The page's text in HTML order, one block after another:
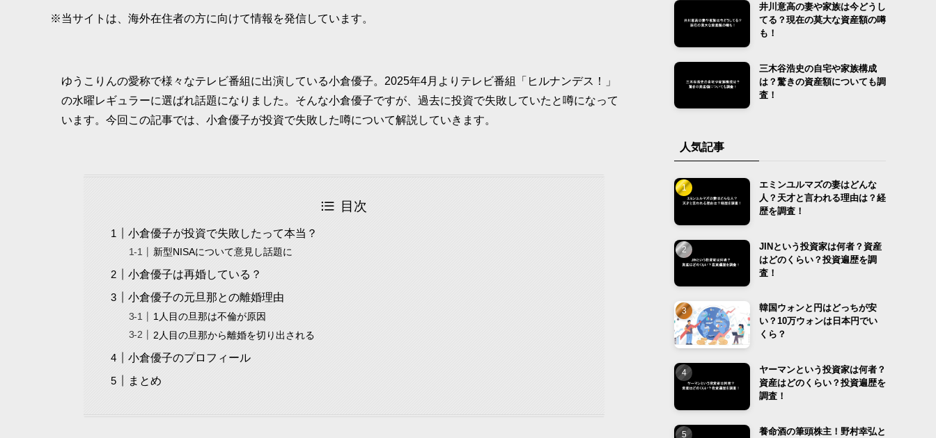
※当サイトは、海外在住者の方に向けて情報を発信しています。
ゆうこりんの愛称で様々なテレビ番組に出演している小倉優子。2025年4月よりテレビ番組「ヒルナンデス！」
の水曜レギュラーに選ばれ話題になりました。そんな小倉優子ですが、過去に投資で失敗していたと噂になって
います。今回この記事では、小倉優子が投資で失敗した噂について解説していきます。
目次
小倉優子が投資で失敗したって本当？
新型NISAについて意見し話題に
小倉優子は再婚している？
小倉優子の元旦那との離婚理由
1人目の旦那は不倫が原因
2人目の旦那から離婚を切り出される
小倉優子のプロフィール
まとめ
井川意高の妻や家族は今どうし
てる？現在の莫大な資産額の噂
も！
三木谷浩史の自宅や家族構成
は？驚きの資産額についても調
査！
人気記事
エミンユルマズの妻はどんな
人？天才と言われる理由は？経
歴を調査！
JINという投資家は何者？資産
はどのくらい？投資遍歴を調
査！
韓国ウォンと円はどっちが安
い？10万ウォンは日本円でい
くら？
ヤーマンという投資家は何者？
資産はどのくらい？投資遍歴を
調査！
養命酒の筆頭株主！野村幸弘と